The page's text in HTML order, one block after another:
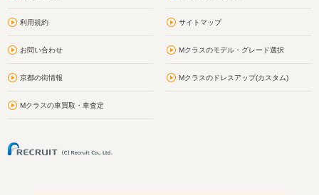
利用規約 サイトマップ
お問い合わせ Mクラスのモデル・グレード選択
京都の街情報 Mクラスのドレスアップ(カスタム)
Mクラスの車買取・車査定